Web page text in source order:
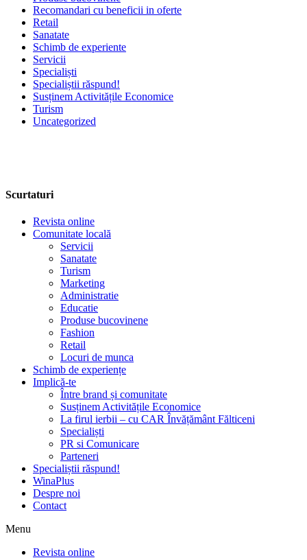
Recomandari cu beneficii in oferte
Retail
Sanatate
Schimb de experiente
Servicii
Specialiști
Specialiștii răspund!
Susținem Activitățile Economice
Turism
Uncategorized
Scurtaturi
Revista online
Comunitate locală
Servicii
Sanatate
Turism
Marketing
Administratie
Educatie
Produse bucovinene
Fashion
Retail
Locuri de munca
Schimb de experiențe
Implică-te
Între brand și comunitate
Susținem Activitățile Economice
La firul ierbii – cu CAR Învățământ Fălticeni
Specialiști
PR si Comunicare
Parteneri
Specialiștii răspund!
WinaPlus
Despre noi
Contact
Menu
Revista online